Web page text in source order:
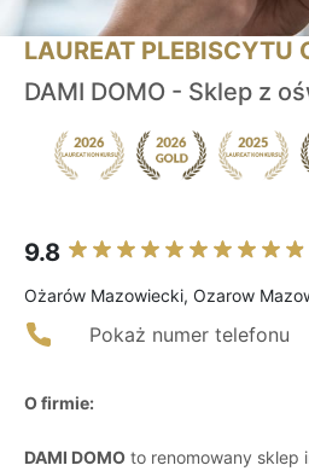
LAUREAT PLEBISCYTU
DAMI DOMO - Sklep z
9.8
Ożarów Mazowiecki, Ozarow
Pokaż numer telefonu
O firmie:
DAMI DOMO to renomowany sklep